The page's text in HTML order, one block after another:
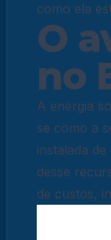
como ela
O
no
A energia
se como a
instalada
desse
de custos,